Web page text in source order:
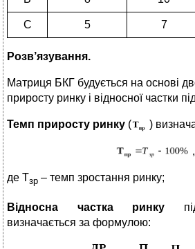
С 5 7
Розв’язування.
Матриця БКГ будується на основі
приросту ринку і відносної частки
Темп приросту ринку ( )
,
де Тзр – темп зростання ринку;
Відносна частка ринку
визначається за формулою: